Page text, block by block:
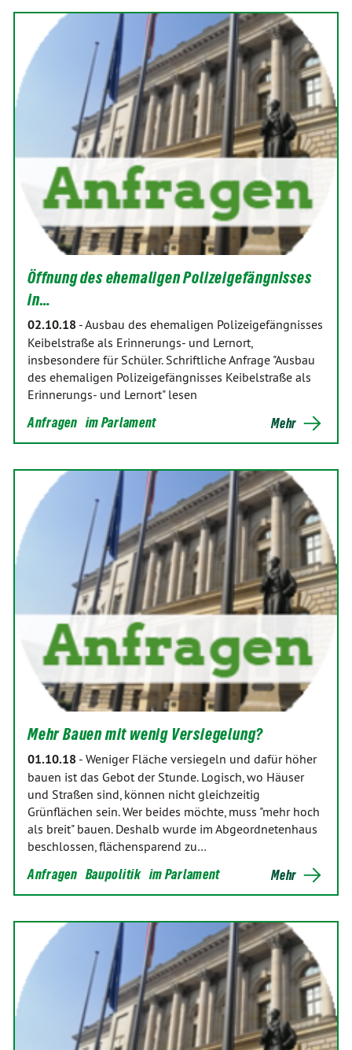
Öffnung des ehemaligen Polizeigefängnisses
in…
02.10.18 -Ausbau des ehemaligen Polizeigefängnisses
Keibelstraße als Erinnerungs- und Lernort,
insbesondere für Schüler. Schriftliche Anfrage "Ausbau
des ehemaligen Polizeigefängnisses Keibelstraße als
Erinnerungs- und Lernort" lesen
Anfragen im Parlament Mehr
Mehr Bauen mit wenig Versiegelung?
01.10.18 - Weniger Fläche versiegeln und dafür höher
bauen ist das Gebot der Stunde. Logisch, wo Häuser
und Straßen sind, können nicht gleichzeitig
Grünflächen sein. Wer beides möchte, muss "mehr hoch
als breit" bauen. Deshalb wurde im Abgeordnetenhaus
beschlossen, flächensparend zu…
Anfragen Baupolitik im Parlament Mehr